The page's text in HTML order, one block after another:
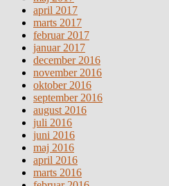
april 2017
marts 2017
februar 2017
januar 2017
december 2016
november 2016
oktober 2016
september 2016
august 2016
juli 2016
juni 2016
maj 2016
april 2016
marts 2016